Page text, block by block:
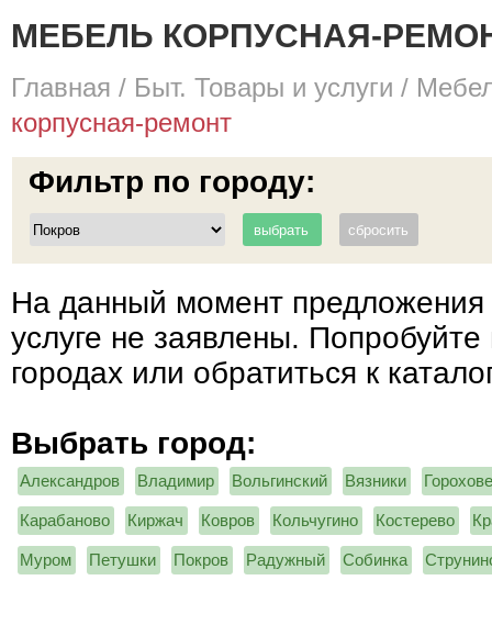
МЕБЕЛЬ КОРПУСНАЯ-
Главная / Быт. Товары и услуги /
корпусная-ремонт
Фильтр по городу:
На данный момент предложения
услуге не заявлены. Попробуйте
городах или обратиться к
Выбрать город:
Александров Владимир Вольгинский Вязники
Карабаново Киржач Ковров Кольчугино Костерево
Муром Петушки Покров Радужный Собинка